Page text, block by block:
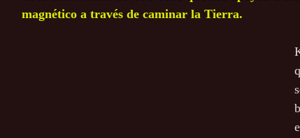
magnético a través de caminar la Tierra.